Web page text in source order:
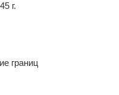
г.
границ